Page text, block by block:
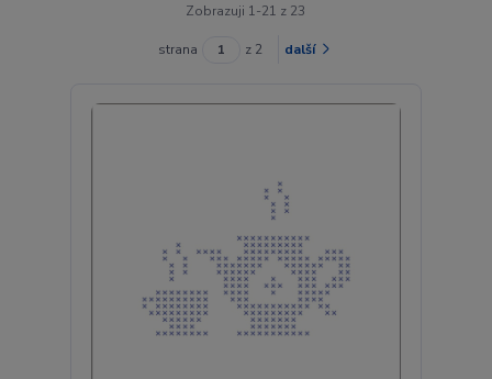
Zobrazuji 1-21 z 23
strana z 2 další